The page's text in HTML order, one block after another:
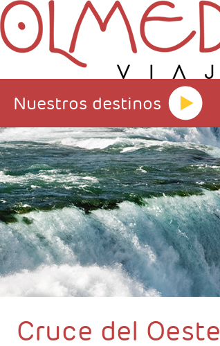
Nuestros destinos
Cruce del Oeste